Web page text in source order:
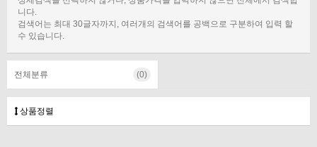
니다.
검색어는 최대 30글자까지, 여러개의 검색어를 공백으로 구분하여 입력 할
수 있습니다.
전체분류 (0)
상품정렬